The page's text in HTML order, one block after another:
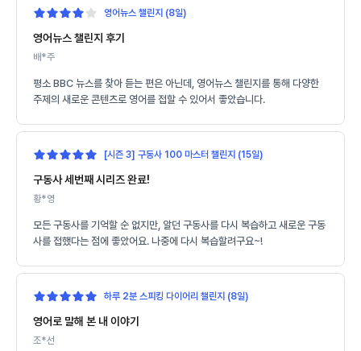
영어뉴스 챌린지 (8일)
영어뉴스 챌린지 후기
배*주
평소 BBC 뉴스를 찾아 듣는 편은 아닌데, 영어뉴스 챌린지를 통해 다양한
주제의 새로운 콘텐츠로 영어를 접할 수 있어서 좋았습니다.
[시즌 3] 구동사 100 마스터 챌린지 (15일)
구동사 세번째 시리즈 완료!
황*영
모든 구동사를 기억할 순 없지만, 알던 구동사를 다시 복습하고 새로운 구동
사를 접했다는 점에 좋았어요. 나중에 다시 복습할려구요~!
하루 2분 스피킹 다이어리 챌린지 (8일)
영어로 말해 본 내 이야기
조*선